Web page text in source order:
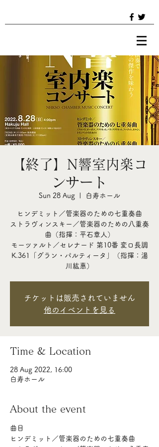
【終了】N響室内楽コ
ンサート
Sun 28 Aug 白寿ホール
ヒンデミット／管楽器のための七重奏曲
ストラヴィンスキー／管楽器のための八重奏
曲（指揮：平石章人）
モーツァルト／セレナード 第10番 変ロ長調
K.361「グラン・パルティータ」（指揮：湯
川紘惠）
チケットは販売されていません
他のイベントを見る
Time & Location
28 Aug 2022, 16:00
白寿ホール
About the event
曲目
ヒンデミット／管楽器のための七重奏曲